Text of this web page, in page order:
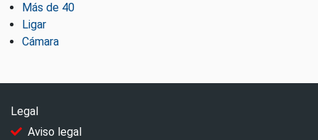
Más de 40
Ligar
Cámara
Legal
Aviso legal